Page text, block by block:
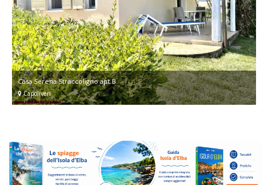
Casa Serena Straccoligno apt.B
Capoliveri